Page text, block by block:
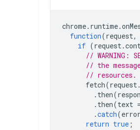
chrome. runtime.
function(request,
if (request.
// WARNING:
// the
// resources.
fetch(request.
. then(
. then(text =
.catch(error
return true ;